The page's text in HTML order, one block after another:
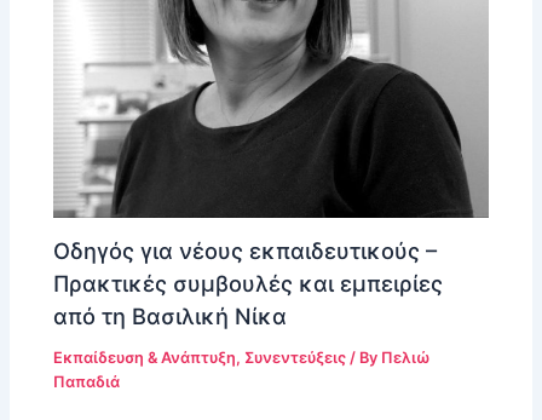
Οδηγός για νέους εκπαιδευτικούς –
Πρακτικές συμβουλές και εμπειρίες
από τη Βασιλική Νίκα
Εκπαίδευση & Ανάπτυξη, Συνεντεύξεις / By Πελιώ
Παπαδιά